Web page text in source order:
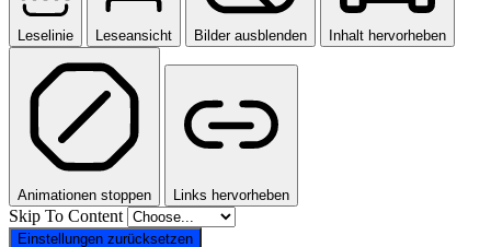
Leselinie Leseansicht Bilder ausblenden Inhalt hervorheben
Animationen stoppen Links hervorheben
Skip To Content
Einstellungen zurücksetzen